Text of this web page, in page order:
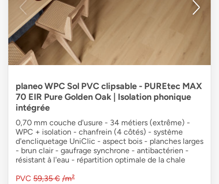
planeo WPC Sol PVC clipsable - PUREtec MAX
70 EIR Pure Golden Oak | Isolation phonique
intégrée
0,70 mm couche d'usure - 34 métiers (extrême) -
WPC + isolation - chanfrein (4 côtés) - système
d'encliquetage UniClic - aspect bois - planches larges
- brun clair - gaufrage synchrone - antibactérien -
résistant à l'eau - répartition optimale de la chale
PVC 59,35 € /m²